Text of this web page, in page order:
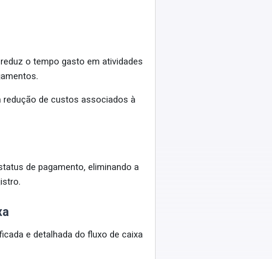
o tempo gasto em atividades
de custos associados à
de pagamento, eliminando a
e detalhada do fluxo de caixa